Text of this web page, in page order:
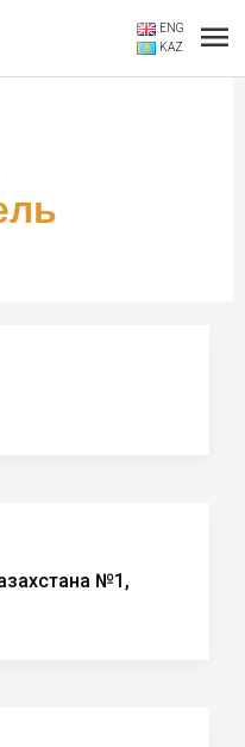
ENG
KAZ
№1,